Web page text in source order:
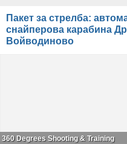
Пакет за стрелба:
снайперова карабина
Войводиново
360 Degrees Shooting & Training